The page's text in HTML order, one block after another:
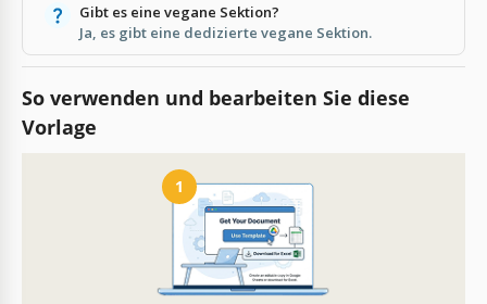
Gibt es eine vegane Sektion?
Ja, es gibt eine dedizierte vegane Sektion.
So verwenden und bearbeiten Sie diese
Vorlage
1